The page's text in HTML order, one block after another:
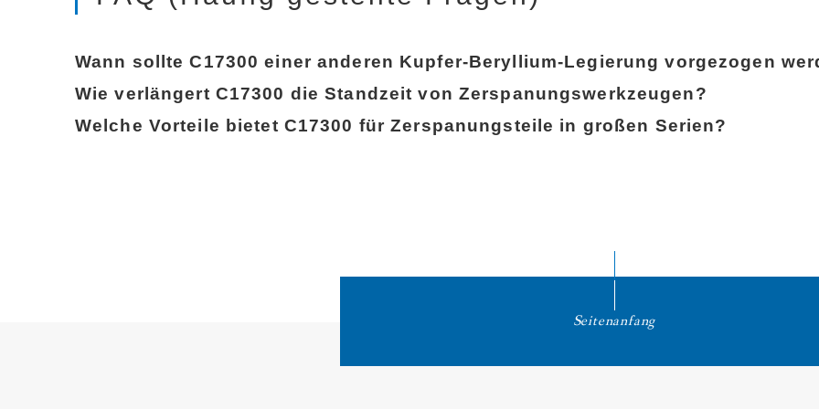
Wann sollte C17300 einer anderen Kupfer-Beryllium-Legierung vorgezogen
Wie verlängert C17300 die Standzeit von Zerspanungswerkzeugen?
Welche Vorteile bietet C17300 für Zerspanungsteile in großen Serien?
Seitenanfang